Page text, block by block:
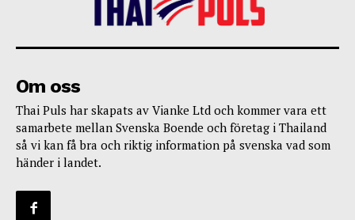
Om oss
Thai Puls har skapats av Vianke Ltd och kommer vara ett
samarbete mellan Svenska Boende och företag i Thailand
så vi kan få bra och riktig information på svenska vad som
händer i landet.